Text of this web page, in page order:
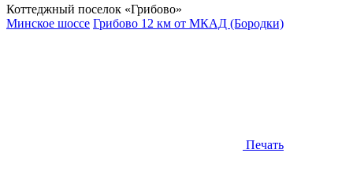
Коттеджный поселок «Грибово»
Минское шоссе Грибово 12 км от МКАД (Бородки)
Печать